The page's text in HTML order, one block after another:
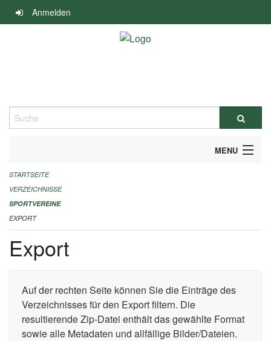
Navigation
überspringen
Anmelden
Suche
MENU
ALLGEMEINE INFORMATIONEN
FINANZIELLE UNTERSTÜTZUNG BENÖTIGT?
KONTAKT
STARTSEITE
VERZEICHNISSE
SPORTVEREINE
EXPORT
Export
Auf der rechten Seite können Sie die Einträge des
Verzeichnisses für den Export filtern. Die
resultierende Zip-Datei enthält das gewählte Format
sowie alle Metadaten und allfällige Bilder/Dateien.